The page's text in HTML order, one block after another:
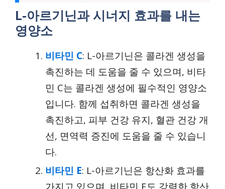
L-아르기닌과 시너지 효과를 내는
영양소
비타민 C: L-아르기닌은 콜라겐 생성을
촉진하는 데 도움을 줄 수 있으며, 비타
민 C는 콜라겐 생성에 필수적인 영양소
입니다. 함께 섭취하면 콜라겐 생성을
촉진하고, 피부 건강 유지, 혈관 건강 개
선, 면역력 증진에 도움을 줄 수 있습니
다.
비타민 E: L-아르기닌은 항산화 효과를